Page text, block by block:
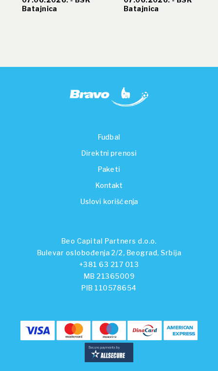
Batajnica
Batajnica
Fudbal
Direktni prenosi
Paketi
Kontakt
Uslovi korišćenja
Beo Capital Partners d.o.o.
Bulevar oslobođenja 2/2, Beograd, Srbija
+381 63 217 013
MB 21365009
PIB 110578654